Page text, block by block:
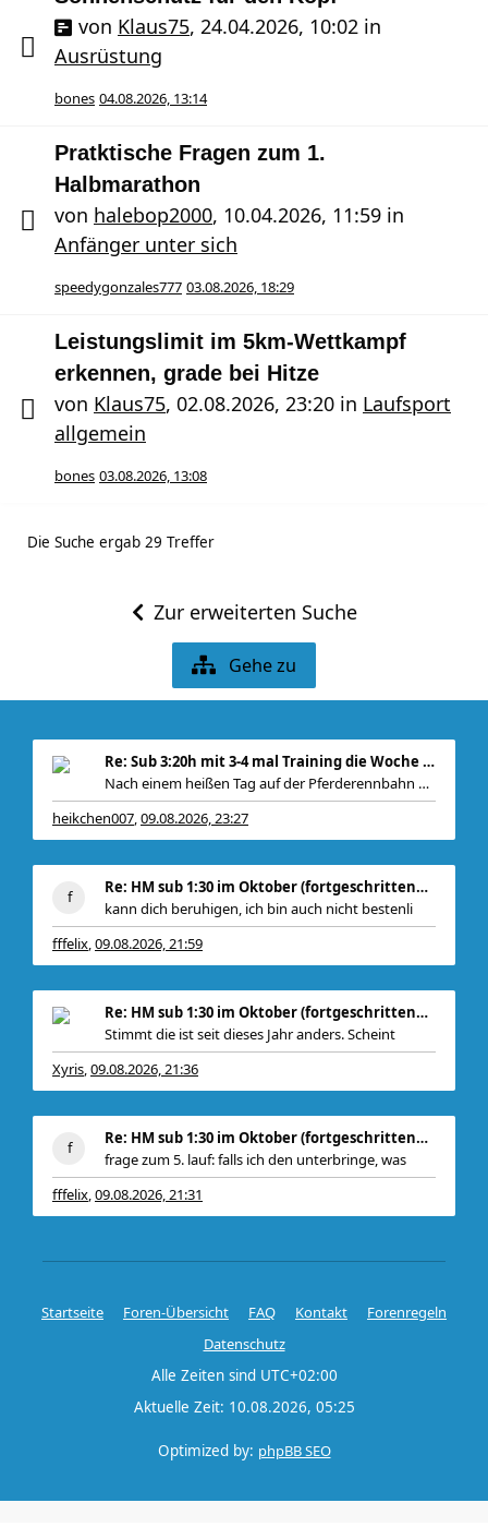
von Klaus75, 24.04.2026, 10:02 in
Ausrüstung
bones 04.08.2026, 13:14
Pratktische Fragen zum 1.
Halbmarathon
von halebop2000, 10.04.2026, 11:59 in
Anfänger unter sich
speedygonzales777 03.08.2026, 18:29
Leistungslimit im 5km-Wettkampf
erkennen, grade bei Hitze
von Klaus75, 02.08.2026, 23:20 in Laufsport
allgemein
bones 03.08.2026, 13:08
Die Suche ergab 29 Treffer
Zur erweiterten Suche
Gehe zu
Re: Sub 3:20h mit 3-4 mal Training die Woche machb
Nach einem heißen Tag auf der Pferderennbahn dan
heikchen007,09.08.2026, 23:27
Re: HM sub 1:30 im Oktober (fortgeschrittener Anfä
kann dich beruhigen, ich bin auch nicht bestenli
fffelix,09.08.2026, 21:59
Re: HM sub 1:30 im Oktober (fortgeschrittener Anfä
Stimmt die ist seit dieses Jahr anders. Scheint
Xyris,09.08.2026, 21:36
Re: HM sub 1:30 im Oktober (fortgeschrittener Anfä
frage zum 5. lauf: falls ich den unterbringe, was
fffelix,09.08.2026, 21:31
Startseite Foren-Übersicht FAQ Kontakt
Forenregeln
Datenschutz
Alle Zeiten sind UTC+02:00
Aktuelle Zeit: 10.08.2026, 05:25
Optimized by: phpBB SEO